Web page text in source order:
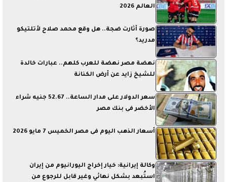
العالم 2026
صورة أثارت ضجة.. هل وقع محمد صلاح لأتلتيكو
مدريد؟
نهضة مصر نهضة للعرب كلهم.. عبارات خالدة
للشيخ زايد عن أرض الكنانة
سعر الدولار على مدار الساعة.. 52.67 جنيه شراء
الأخضر فى بنك مصر
أسعار الذهب اليوم فى مصر الخميس 7 مايو 2026
وكالة إيرانية: خيار إخراج اليورانيوم من إيران
استُبعد بشكل نهائي وغير قابل للرجوع من